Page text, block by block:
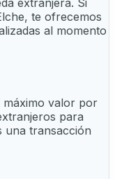
te ofrecemos
al momento
máximo valor por
para
una transacción